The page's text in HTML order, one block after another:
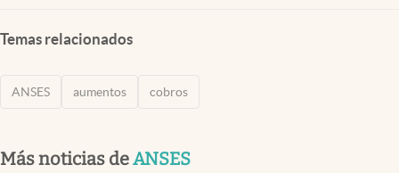
Temas relacionados
ANSES aumentos cobros
Más noticias deANSES